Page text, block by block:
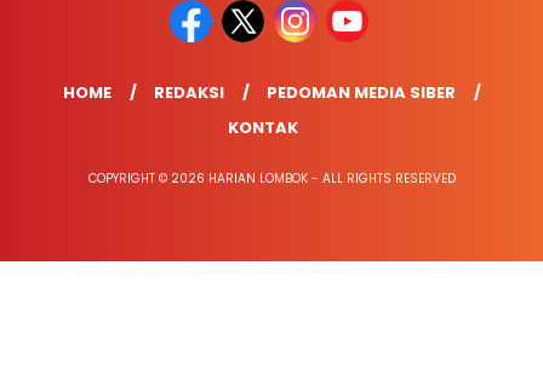
HOME REDAKSI
PEDOMAN MEDIA SIBER
KONTAK
COPYRIGHT © 2026 HARIAN LOMBOK - ALL RIGHTS RESERVED